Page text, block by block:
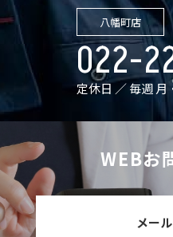
八幡町店
022-
定休日 ／ 毎週 月
WEBお
メー